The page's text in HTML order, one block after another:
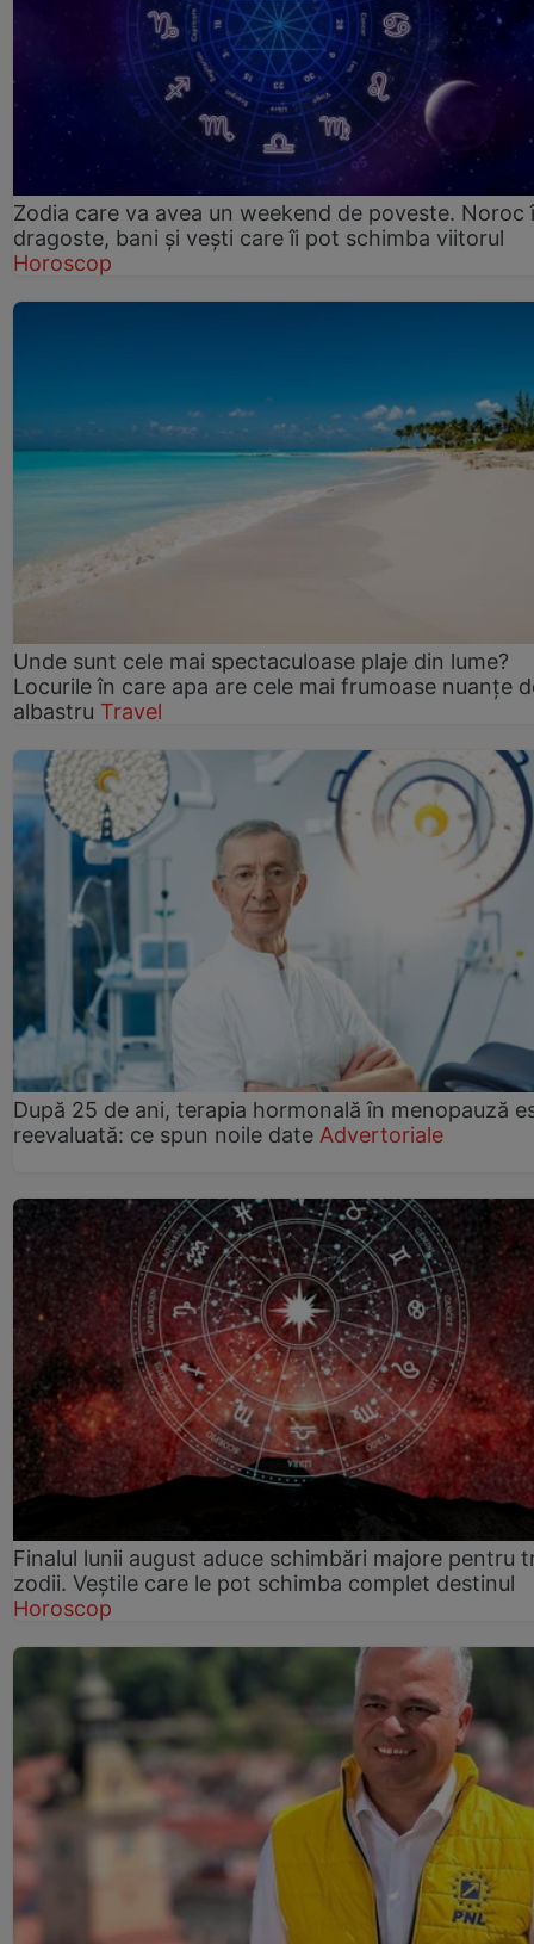
Zodia care va avea un weekend de poveste. Noroc
dragoste, bani și vești care îi pot schimba viitorul
Horoscop
Unde sunt cele mai spectaculoase plaje din lume?
Locurile în care apa are cele mai frumoase nuanțe
albastru Travel
După 25 de ani, terapia hormonală în menopauză
reevaluată: ce spun noile date Advertoriale
Finalul lunii august aduce schimbări majore pentru
zodii. Veștile care le pot schimba complet destinul
Horoscop